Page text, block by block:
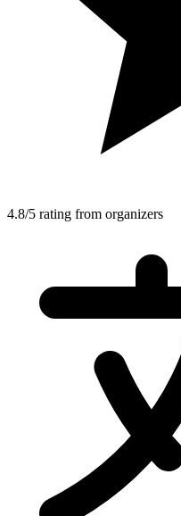
4.8/5 rating from organizers